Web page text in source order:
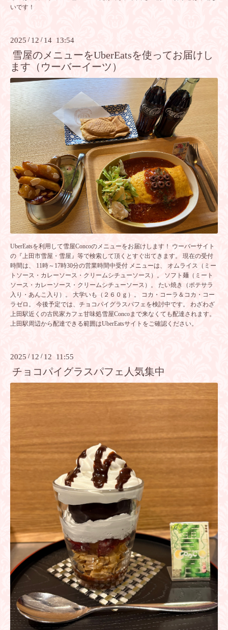
いです！
2025 / 12 / 14 13:54
雪屋のメニューをUberEatsを使ってお届けし
ます（ウーバーイーツ）
UberEatsを利用して雪屋Concoのメニューをお届けします！ ウーバーサイト
の『上田市雪屋・雪屋』等で検索して頂くとすぐ出てきます。 現在の受付
時間は、 11時～17時30分の営業時間中受付 メニューは、 オムライス（ミー
トソース・カレーソース・クリームシチューソース）。 ソフト麺（ミート
ソース・カレーソース・クリームシチューソース）。 たい焼き（ポテサラ
入り・あんこ入り）。 大学いも（２６０ｇ）。 コカ・コーラ＆コカ・コー
ラゼロ。 今後予定では、チョコパイグラスパフェを検討中です。 わざわざ
上田駅近くの古民家カフェ甘味処雪屋Concoまで来なくても配達されます。
上田駅周辺から配達できる範囲はUberEatsサイトをご確認ください。
2025 / 12 / 12 11:55
チョコパイグラスパフェ人気集中